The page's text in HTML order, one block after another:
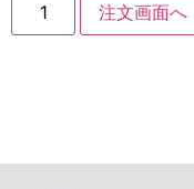
注文画面へ